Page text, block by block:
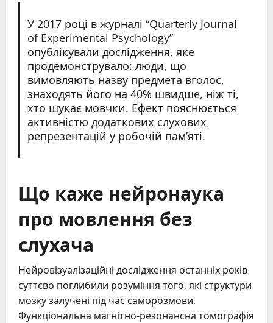
У 2017 році в журналі “Quarterly Journal
of Experimental Psychology”
опублікували дослідження, яке
продемонструвало: люди, що
вимовляють назву предмета вголос,
знаходять його на 40% швидше, ніж ті,
хто шукає мовчки. Ефект пояснюється
активністю додаткових слухових
репрезентацій у робочій пам’яті.
Що каже нейронаука
про мовлення без
слухача
Нейровізуалізаційні дослідження останніх років
суттєво поглибили розуміння того, які структури
мозку залучені під час саморозмови.
Функціональна магнітно-резонансна томографія